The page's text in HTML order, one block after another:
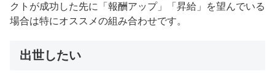
クトが成功した先に「報酬アップ」「昇給」を望んでいる
場合は特にオススメの組み合わせです。
出世したい